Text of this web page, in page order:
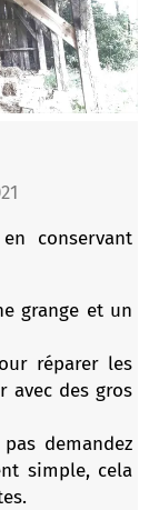
conservant
grange et un
réparer les
avec des gros
demandez
simple, cela